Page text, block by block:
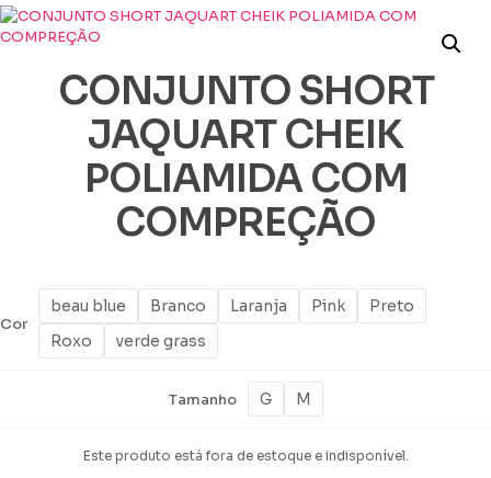
CONJUNTO SHORT
JAQUART CHEIK
POLIAMIDA COM
COMPREÇÃO
Cor
beau blue Branco Laranja Pink
Preto
Roxo
verde grass
Tamanho G M
Este produto está fora de estoque e indisponível.